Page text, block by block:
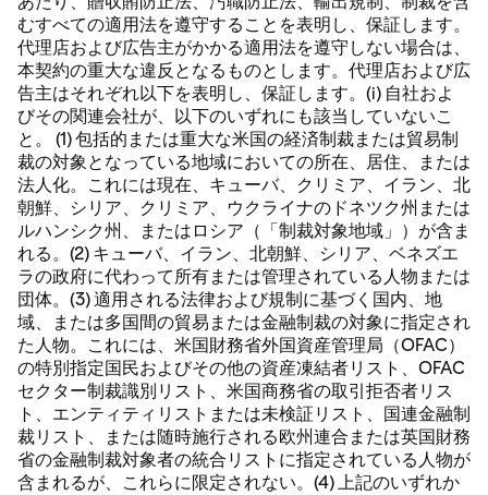
むすべての適用法を遵守することを表明し、保証します。
代理店および広告主がかかる適用法を遵守しない場合は、
本契約の重大な違反となるものとします。代理店および広
告主はそれぞれ以下を表明し、保証します。(i) 自社およ
びその関連会社が、以下のいずれにも該当していないこ
と。 (1) 包括的または重大な米国の経済制裁または貿易制
裁の対象となっている地域においての所在、居住、または
法人化。これには現在、キューバ、クリミア、イラン、北
朝鮮、シリア、クリミア、ウクライナのドネツク州または
ルハンシク州、またはロシア（「制裁対象地域」）が含ま
れる。(2) キューバ、イラン、北朝鮮、シリア、ベネズエ
ラの政府に代わって所有または管理されている人物または
団体。(3) 適用される法律および規制に基づく国内、地
域、または多国間の貿易または金融制裁の対象に指定され
た人物。これには、米国財務省外国資産管理局（OFAC）
の特別指定国民およびその他の資産凍結者リスト、OFAC
セクター制裁識別リスト、米国商務省の取引拒否者リス
ト、エンティティリストまたは未検証リスト、国連金融制
裁リスト、または随時施行される欧州連合または英国財務
省の金融制裁対象者の統合リストに指定されている人物が
含まれるが、これらに限定されない。(4) 上記のいずれか